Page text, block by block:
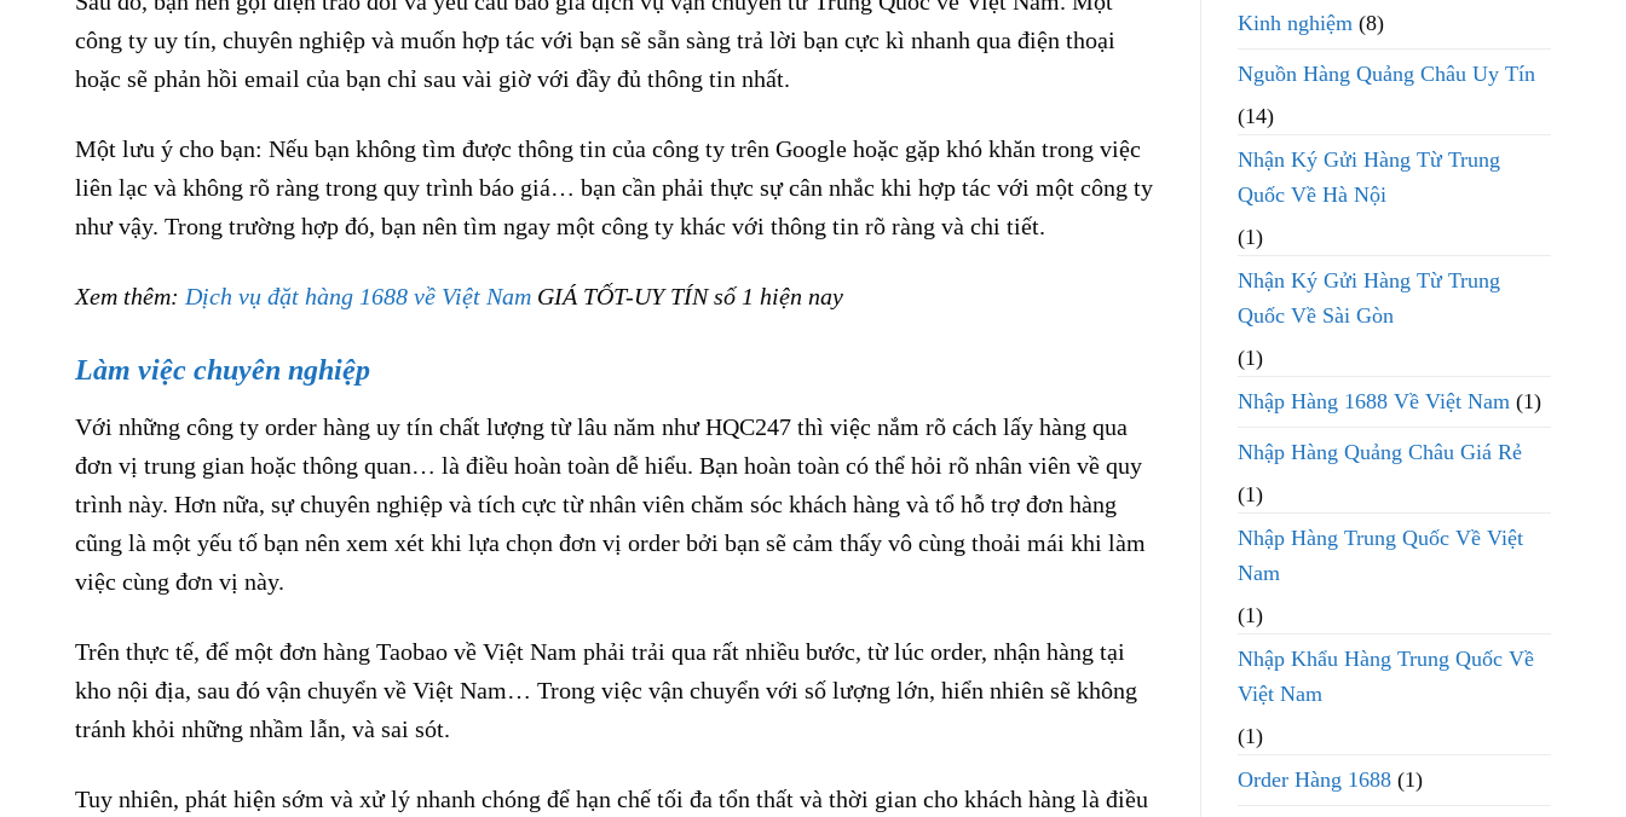
công ty uy tín, chuyên nghiệp và muốn hợp tác với bạn sẽ sẵn sàng trả lời bạn cực kì nhanh qua điện thoại
hoặc sẽ phản hồi email của bạn chỉ sau vài giờ với đầy đủ thông tin nhất.
Một lưu ý cho bạn: Nếu bạn không tìm được thông tin của công ty trên Google hoặc gặp khó khăn trong việc
liên lạc và không rõ ràng trong quy trình báo giá… bạn cần phải thực sự cân nhắc khi hợp tác với một công ty
như vậy. Trong trường hợp đó, bạn nên tìm ngay một công ty khác với thông tin rõ ràng và chi tiết.
Xem thêm: Dịch vụ đặt hàng 1688 về Việt Nam GIÁ TỐT-UY TÍN số 1 hiện nay
Làm việc chuyên nghiệp
Với những công ty order hàng uy tín chất lượng từ lâu năm như HQC247 thì việc nắm rõ cách lấy hàng qua
đơn vị trung gian hoặc thông quan… là điều hoàn toàn dễ hiểu. Bạn hoàn toàn có thể hỏi rõ nhân viên về quy
trình này. Hơn nữa, sự chuyên nghiệp và tích cực từ nhân viên chăm sóc khách hàng và tổ hỗ trợ đơn hàng
cũng là một yếu tố bạn nên xem xét khi lựa chọn đơn vị order bởi bạn sẽ cảm thấy vô cùng thoải mái khi làm
việc cùng đơn vị này.
Trên thực tế, để một đơn hàng Taobao về Việt Nam phải trải qua rất nhiều bước, từ lúc order, nhận hàng tại
kho nội địa, sau đó vận chuyển về Việt Nam… Trong việc vận chuyển với số lượng lớn, hiển nhiên sẽ không
tránh khỏi những nhầm lẫn, và sai sót.
Tuy nhiên, phát hiện sớm và xử lý nhanh chóng để hạn chế tối đa tổn thất và thời gian cho khách hàng là điều
Kinh nghiệm (8)
Nguồn Hàng Quảng Châu Uy Tín
(14)
Nhận Ký Gửi Hàng Từ Trung
Quốc Về Hà Nội
(1)
Nhận Ký Gửi Hàng Từ Trung
Quốc Về Sài Gòn
(1)
Nhập Hàng 1688 Về Việt Nam (1)
Nhập Hàng Quảng Châu Giá Rẻ
(1)
Nhập Hàng Trung Quốc Về Việt
Nam
(1)
Nhập Khẩu Hàng Trung Quốc Về
Việt Nam
(1)
Order Hàng 1688 (1)